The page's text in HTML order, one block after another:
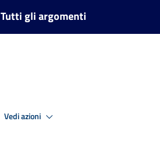
Tutti gli argomenti
Vedi azioni